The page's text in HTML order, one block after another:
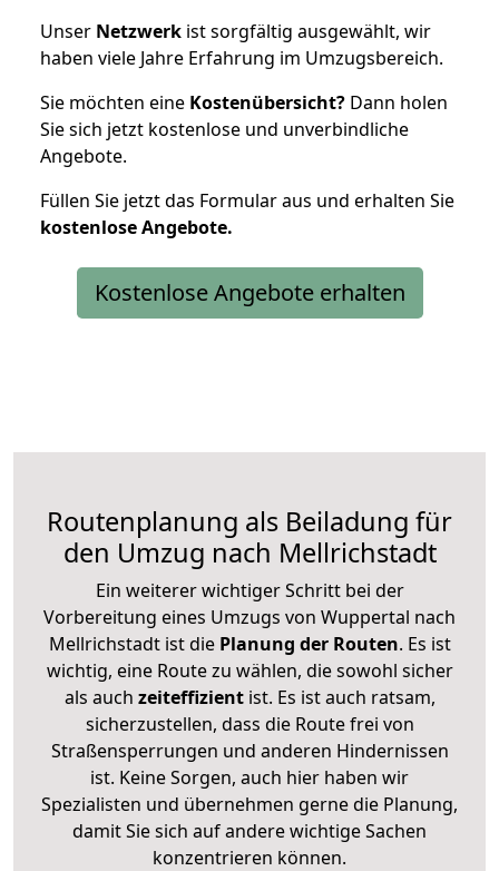
Unser Netzwerk ist sorgfältig ausgewählt, wir
haben viele Jahre Erfahrung im Umzugsbereich.
Sie möchten eine Kostenübersicht? Dann holen
Sie sich jetzt kostenlose und unverbindliche
Angebote.
Füllen Sie jetzt das Formular aus und erhalten Sie
kostenloseAngebote.
Kostenlose Angebote erhalten
Routenplanung als Beiladung für
den Umzug nach Mellrichstadt
Ein weiterer wichtiger Schritt bei der
Vorbereitung eines Umzugs von Wuppertal nach
Mellrichstadt ist diePlanung der Routen. Es ist
wichtig, eine Route zu wählen, die sowohl sicher
als auch zeiteffizientist. Es ist auch ratsam,
sicherzustellen, dass die Route frei von
Straßensperrungen und anderen Hindernissen
ist. Keine Sorgen, auch hier haben wir
Spezialisten und übernehmen gerne die Planung,
damit Sie sich auf andere wichtige Sachen
konzentrieren können.